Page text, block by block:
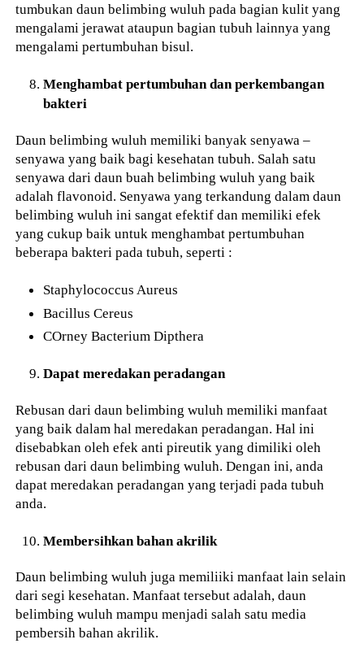
tumbukan daun belimbing wuluh pada bagian kulit yang
mengalami jerawat ataupun bagian tubuh lainnya yang
mengalami pertumbuhan bisul.
Menghambat pertumbuhan dan perkembangan
bakteri
Daun belimbing wuluh memiliki banyak senyawa –
senyawa yang baik bagi kesehatan tubuh. Salah satu
senyawa dari daun buah belimbing wuluh yang baik
adalah flavonoid. Senyawa yang terkandung dalam daun
belimbing wuluh ini sangat efektif dan memiliki efek
yang cukup baik untuk menghambat pertumbuhan
beberapa bakteri pada tubuh, seperti :
Staphylococcus Aureus
Bacillus Cereus
COrney Bacterium Dipthera
Dapat meredakan peradangan
Rebusan dari daun belimbing wuluh memiliki manfaat
yang baik dalam hal meredakan peradangan. Hal ini
disebabkan oleh efek anti pireutik yang dimiliki oleh
rebusan dari daun belimbing wuluh. Dengan ini, anda
dapat meredakan peradangan yang terjadi pada tubuh
anda.
Membersihkan bahan akrilik
Daun belimbing wuluh juga memiliiki manfaat lain selain
dari segi kesehatan. Manfaat tersebut adalah, daun
belimbing wuluh mampu menjadi salah satu media
pembersih bahan akrilik.